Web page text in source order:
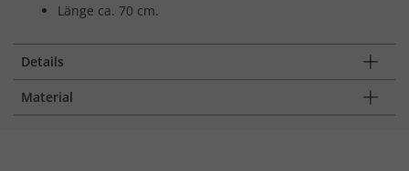
Länge ca. 70 cm.
Details
Material